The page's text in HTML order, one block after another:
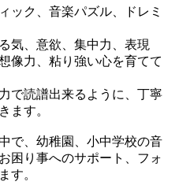
ック、音楽パズル、ドレミ
気、意欲、集中力、表現
像力、粘り強い心を育てて
で読譜出来るように、丁寧
ます。
で、幼稚園、小中学校の音
困り事へのサポート、フォ
す。